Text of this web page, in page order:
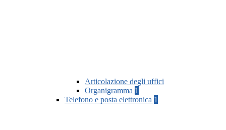
Articolazione degli uffici
Organigramma 1
Telefono e posta elettronica 1